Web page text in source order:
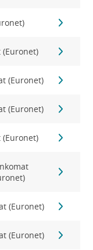
(Euronet)
(Euronet)
(Euronet)
(Euronet)
(Euronet)
(Euronet)